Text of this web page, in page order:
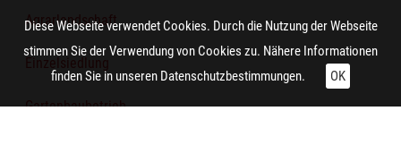
Agrarlandschaft
Gartenbaubetrieb
Diese Webseite verwendet Cookies. Durch die Nutzung der Webseite
stimmen Sie der Verwendung von Cookies zu. Nähere Informationen
finden Sie in unseren Datenschutzbestimmungen. OK